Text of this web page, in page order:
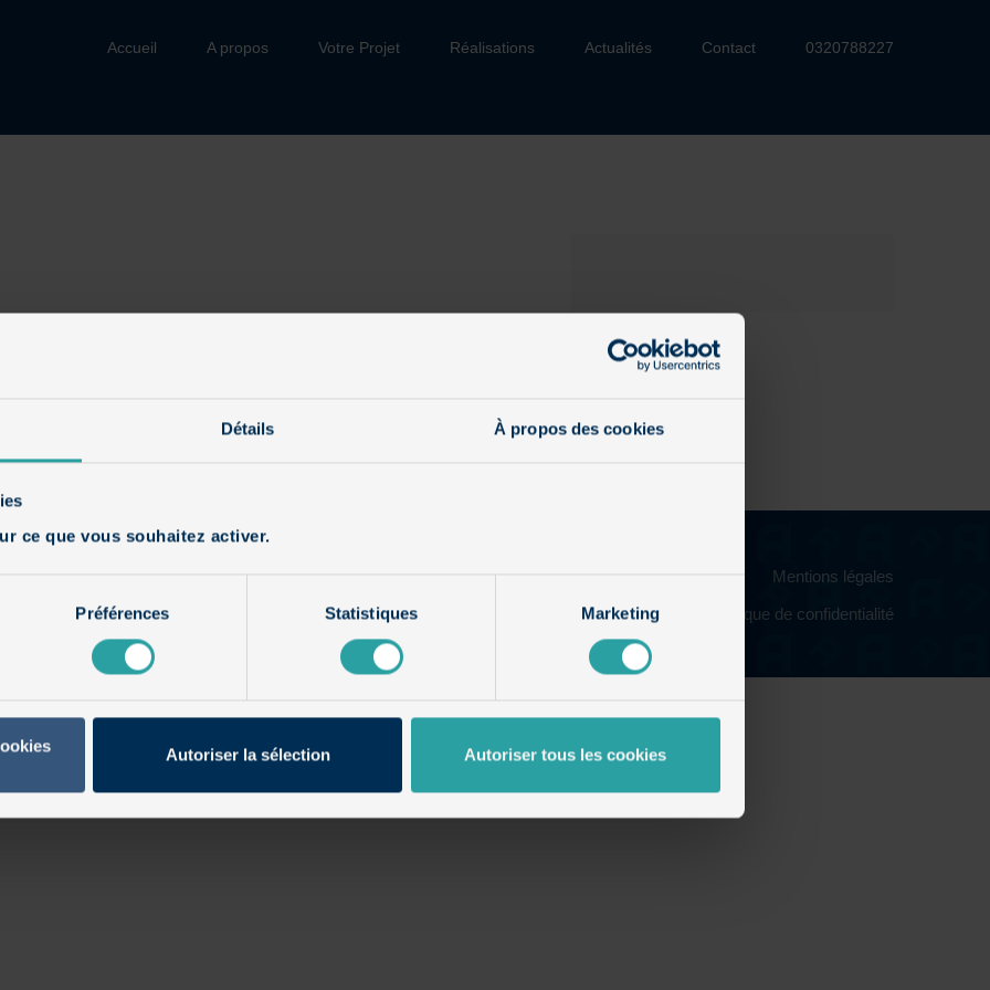
Détails À propos des cookies
ce que vous souhaitez activer.
Préférences Statistiques Marketing
Autoriser la sélection Autoriser tous les cookies
Accueil A propos Votre Projet Réalisations Actualités Contact 0320788227
Mentions légales
Politique de confidentialité